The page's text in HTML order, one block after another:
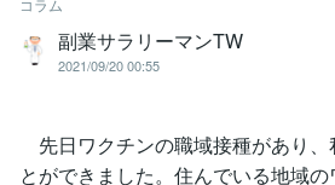
コラム
副業サラリーマンTW
2021/09/20 00:55
先日ワクチンの職域接種があり、
とができました。住んでいる地域